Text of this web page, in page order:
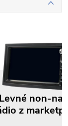
Levné non-
z